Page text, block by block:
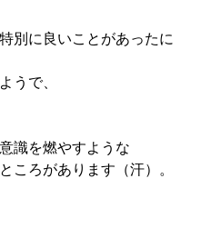
別に良いことがあったに
うで、
識を燃やすような
ころがあります（汗）。